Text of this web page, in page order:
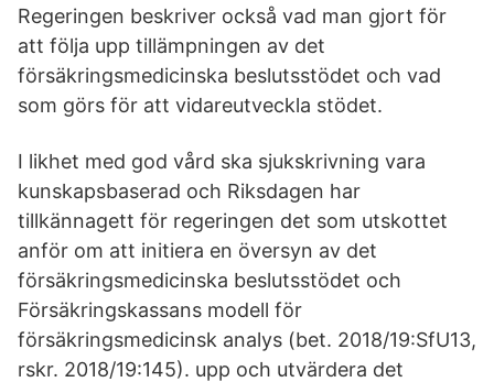
Regeringen beskriver också vad man gjort för
att följa upp tillämpningen av det
försäkringsmedicinska beslutsstödet och vad
som görs för att vidareutveckla stödet.
I likhet med god vård ska sjukskrivning vara
kunskapsbaserad och Riksdagen har
tillkännagett för regeringen det som utskottet
anför om att initiera en översyn av det
försäkringsmedicinska beslutsstödet och
Försäkringskassans modell för
försäkringsmedicinsk analys (bet. 2018/19:SfU13,
rskr. 2018/19:145). upp och utvärdera det